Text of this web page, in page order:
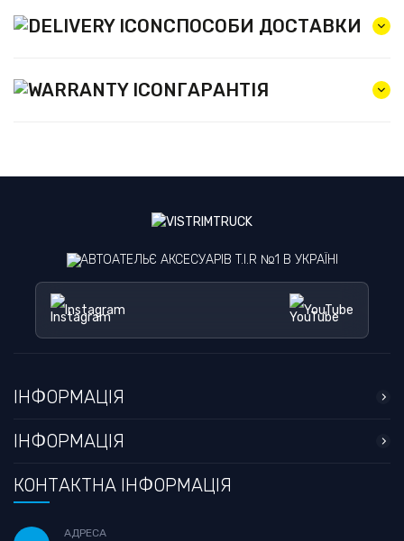
СПОСОБИ ДОСТАВКИ
ГАРАНТІЯ
АВТОАТЕЛЬЄ АКСЕСУАРІВ T.I.R №1 В УКРАЇНІ
Instagram YouTube
ІНФОРМАЦІЯ
ІНФОРМАЦІЯ
КОНТАКТНА ІНФОРМАЦІЯ
АДРЕСА